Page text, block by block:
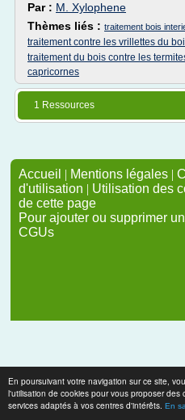
En poursuivant votre navigation sur ce site,
l'utilisation de cookies pour vous proposer des
services adaptés à vos centres d'intérêts. En
Par : M. Xylophene
Thèmes liés : traitement bois
traitement contre les vrillettes du
traitement du bois contre les
capricornes
1 Ressources
Accueil | Mentions légales |
d'utilisation | Utilisation des
de cette page
Pour ajouter ou supprimer
CGUs